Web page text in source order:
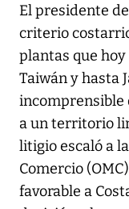
El presidente
criterio
plantas que
Taiwán y hasta
incomprensible
a un territorio
litigio escaló a
Comercio
favorable a